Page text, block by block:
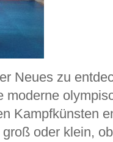
Neues zu
moderne
Kampfkünsten
oder klein,